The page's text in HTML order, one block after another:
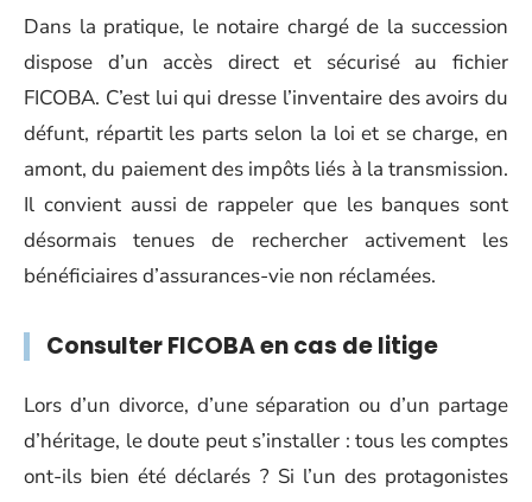
Dans la pratique, le notaire chargé de la succession
dispose d’un accès direct et sécurisé au fichier
FICOBA. C’est lui qui dresse l’inventaire des avoirs du
défunt, répartit les parts selon la loi et se charge, en
amont, du paiement des impôts liés à la transmission.
Il convient aussi de rappeler que les banques sont
désormais tenues de rechercher activement les
bénéficiaires d’assurances-vie non réclamées.
Consulter FICOBA en cas de litige
Lors d’un divorce, d’une séparation ou d’un partage
d’héritage, le doute peut s’installer : tous les comptes
ont-ils bien été déclarés ? Si l’un des protagonistes